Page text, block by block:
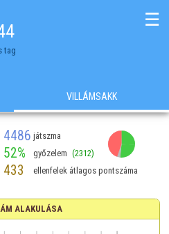
tag
☰
VILLÁMSAKK
4486 játszma
52% győzelem (2312)
433 ellenfelek átlagos pontszáma
ALAKULÁSA